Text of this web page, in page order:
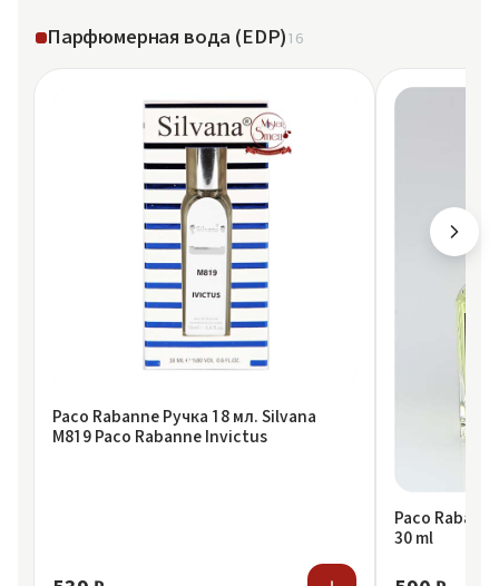
Парфюмерная вода (EDP)16
Paco Rabanne Ручка 18 мл. Silvana
M819 Paco Rabanne Invictus
Paco
30 ml